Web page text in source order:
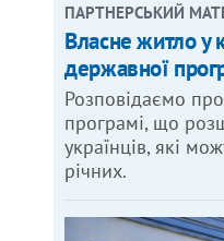
ПАРТНЕРСЬКИЙ
Власне житло у
державної
Розповідаємо
програмі, що
українців, які
річних.